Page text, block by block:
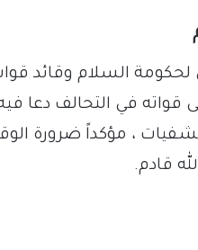
السلام وقائد
قواته في التحالف دعا
، مؤكداً ضرورة
قادم.